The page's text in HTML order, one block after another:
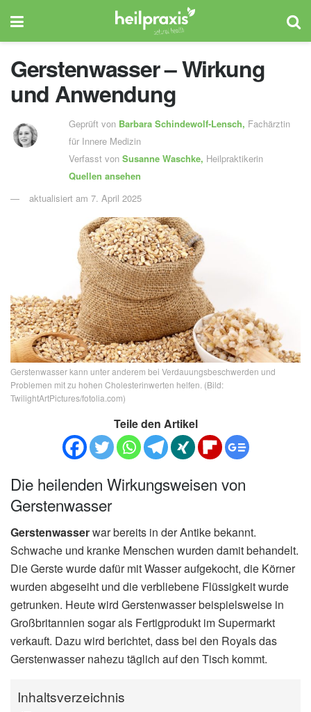
Gerstenwasser – Wirkung
und Anwendung
Geprüft von Barbara Schindewolf-Lensch, Fachärztin
für Innere Medizin
Verfasst von Susanne Waschke, Heilpraktikerin
Quellen ansehen
aktualisiert am 7. April 2025
Gerstenwasser kann unter anderem bei Verdauungsbeschwerden und
Problemen mit zu hohen Cholesterinwerten helfen. (Bild:
TwilightArtPictures/fotolia.com)
Teile den Artikel
Die heilenden Wirkungsweisen von
Gerstenwasser
Gerstenwasserwar bereits in der Antike bekannt.
Schwache und kranke Menschen wurden damit behandelt.
Die Gerste wurde dafür mit Wasser aufgekocht, die Körner
wurden abgeseiht und die verbliebene Flüssigkeit wurde
getrunken. Heute wird Gerstenwasser beispielsweise in
Großbritannien sogar als Fertigprodukt im Supermarkt
verkauft. Dazu wird berichtet, dass bei den Royals das
Gerstenwasser nahezu täglich auf den Tisch kommt.
Inhaltsverzeichnis